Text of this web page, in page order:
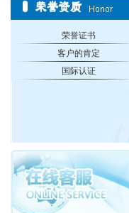
荣誉证书
客户的肯定
国际认证